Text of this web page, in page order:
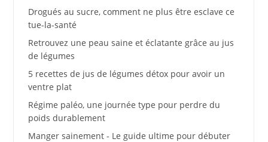
Drogués au sucre, comment ne plus être esclave ce
tue-la-santé
Retrouvez une peau saine et éclatante grâce au jus
de légumes
5 recettes de jus de légumes détox pour avoir un
ventre plat
Régime paléo, une journée type pour perdre du
poids durablement
Manger sainement - Le guide ultime pour débuter